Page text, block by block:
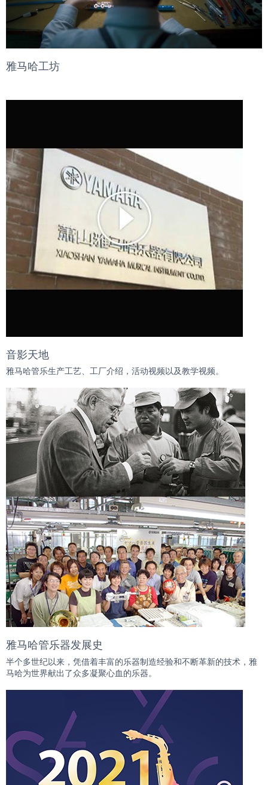
雅马哈工坊
音影天地
雅马哈管乐生产工艺、工厂介绍，活动视频以及教学视频。
雅马哈管乐器发展史
半个多世纪以来，凭借着丰富的乐器制造经验和不断革新的技术，雅
马哈为世界献出了众多凝聚心血的乐器。